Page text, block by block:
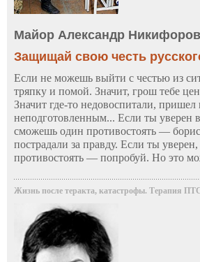
Майор Александр Никифоров
Защищай свою честь
Если не можешь выйти с честью из
тряпку и помой. Значит, грош тебе
Значит где-то недовоспитали, пришел
неподготовленным... Если ты уверен
сможешь один противостоять —
пострадали за правду. Если ты
противостоять — попробуй. Но это
Жизнь после теракта, катастрофы. Терапия